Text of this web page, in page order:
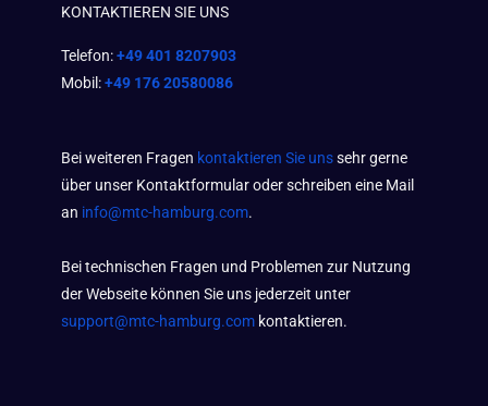
KONTAKTIEREN SIE UNS
Telefon:+49 401 8207903
Mobil:+49 176 20580086
Bei weiteren Fragen kontaktieren Sie unssehr gerne
über unser Kontaktformular oder schreiben eine Mail
an info@mtc-hamburg.com.
Bei technischen Fragen und Problemen zur Nutzung
der Webseite können Sie uns jederzeit unter
support@mtc-hamburg.com kontaktieren.